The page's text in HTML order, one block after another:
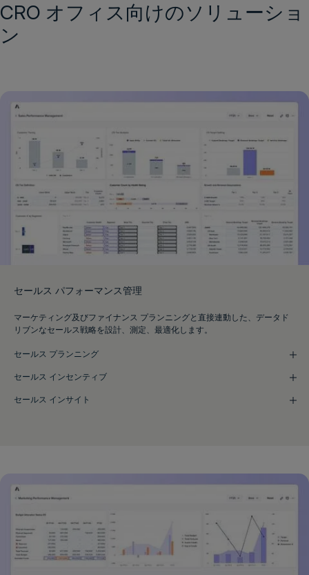
CRO オフィス向けのソリューショ
ン
セールス パフォーマンス管理
マーケティング及びファイナンス プランニングと直接連動した、データド
リブンなセールス戦略を設計、測定、最適化します。
セールス プランニング
セールス インセンティブ
セールス インサイト